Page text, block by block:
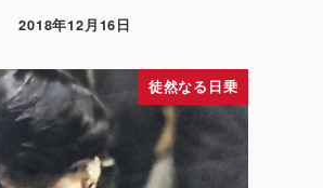
2018年12月16日
徒然なる日乗